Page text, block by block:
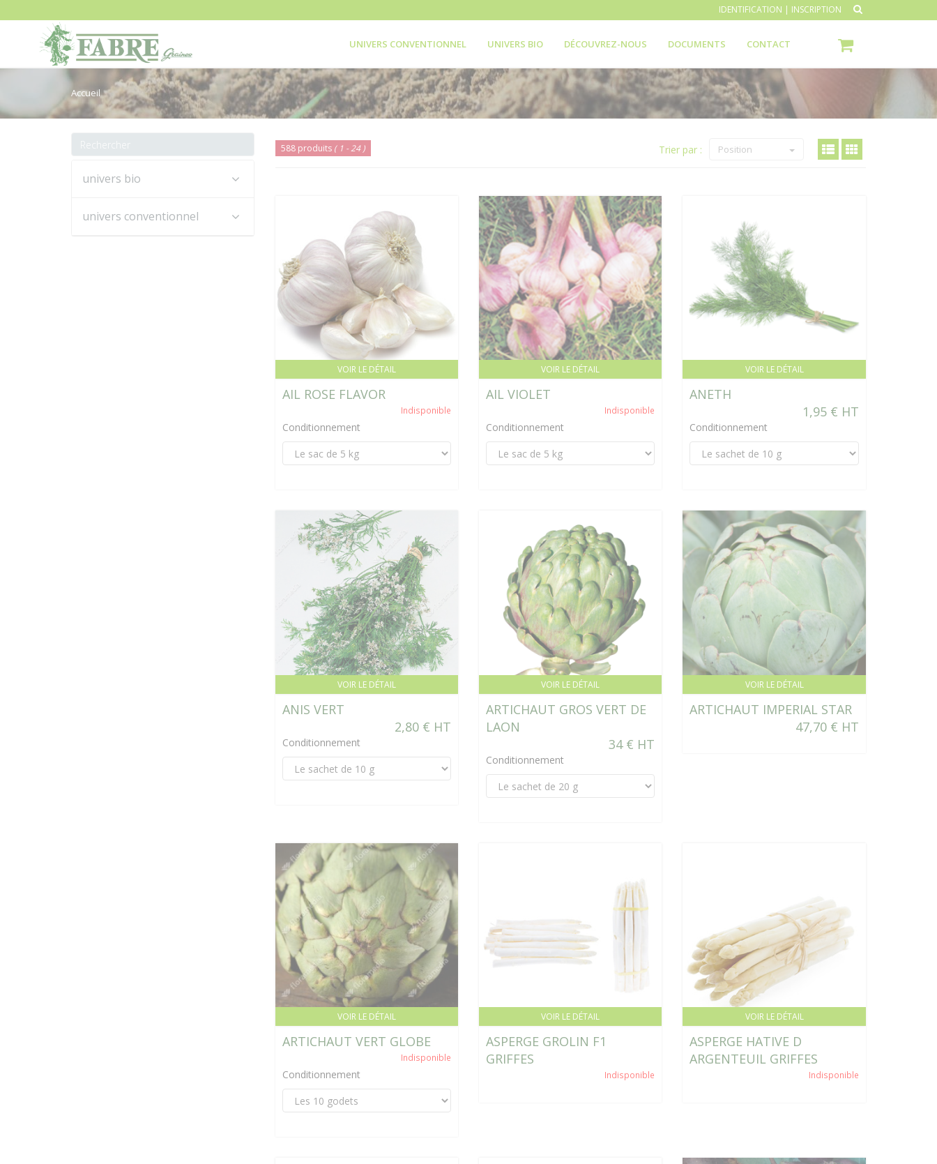
IDENTIFICATION | INSCRIPTION
UNIVERS CONVENTIONNEL UNIVERS BIO DÉCOUVREZ-NOUS DOCUMENTS CONTACT
Accueil
univers bio
univers conventionnel
588 produits ( 1 - 24 ) Trier par : Position
VOIR LE DÉTAIL
AIL ROSE FLAVOR
Indisponible
Conditionnement
VOIR LE DÉTAIL
AIL VIOLET
Indisponible
Conditionnement
VOIR LE DÉTAIL
ANETH
1,95 € HT
Conditionnement
VOIR LE DÉTAIL
ANIS VERT
2,80 € HT
Conditionnement
VOIR LE DÉTAIL
ARTICHAUT GROS VERT DE
LAON
34 € HT
Conditionnement
VOIR LE DÉTAIL
ARTICHAUT IMPERIAL STAR
47,70 € HT
VOIR LE DÉTAIL
ARTICHAUT VERT GLOBE
Indisponible
Conditionnement
VOIR LE DÉTAIL
ASPERGE GROLIN F1
GRIFFES
Indisponible
VOIR LE DÉTAIL
ASPERGE HATIVE D
ARGENTEUIL GRIFFES
Indisponible